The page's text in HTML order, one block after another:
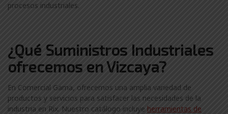
procesos industriales.
¿Qué Suministros Industriales
ofrecemos en Vizcaya?
En Comercial Gama, ofrecemos una amplia variedad de
productos y servicios para satisfacer las necesidades de la
industria en Rix. Nuestro catálogo incluye herramientas de